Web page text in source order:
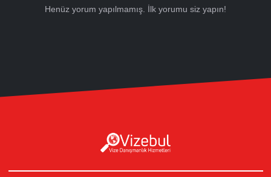
Ziraat Odası tarafından düzenlenmiş güncel çiftçi
Seyahat edilecek ülkeleri ve rotayı açıklayan detaylı
2. Uluslararası Ehliyet Fotokopisi
Geçerli uluslararası sürücü belgesi veya ilgili sürüş yetki